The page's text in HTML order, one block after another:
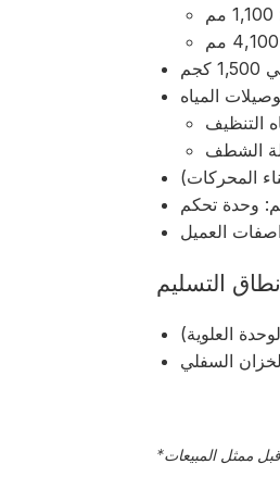
المحركات)
العميل
نطاق التسليم
العلوية)
السفلي
*